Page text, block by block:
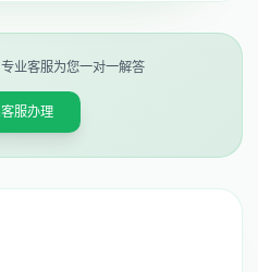
业客服为您一对一解答
服办理